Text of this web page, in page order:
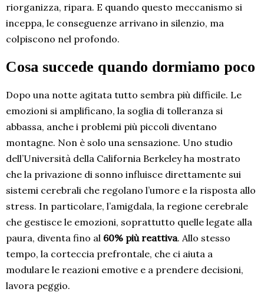
riorganizza, ripara. E quando questo meccanismo si
inceppa, le conseguenze arrivano in silenzio, ma
colpiscono nel profondo.
Cosa succede quando dormiamo poco
Dopo una notte agitata tutto sembra più difficile. Le
emozioni si amplificano, la soglia di tolleranza si
abbassa, anche i problemi più piccoli diventano
montagne. Non è solo una sensazione. Uno studio
dell’Università della California Berkeley ha mostrato
che la privazione di sonno influisce direttamente sui
sistemi cerebrali che regolano l’umore e la risposta allo
stress. In particolare, l’amigdala, la regione cerebrale
che gestisce le emozioni, soprattutto quelle legate alla
paura, diventa fino al 60% più reattiva. Allo stesso
tempo, la corteccia prefrontale, che ci aiuta a
modulare le reazioni emotive e a prendere decisioni,
lavora peggio.